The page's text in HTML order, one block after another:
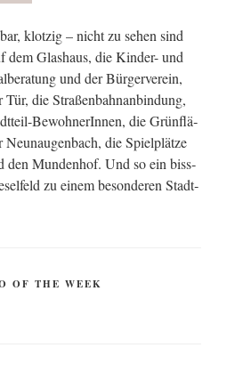
klot­zig – nicht zu sehen sind
dem Glas­haus, die Kin­der- und
und der Bür­ger­ver­ein,
die Stra­ßen­bahn­an­bin­dung,
Bewoh­ne­rIn­nen, die Grün­flä­
die Spiel­plät­ze
den Mun­den­hof. Und so ein biss­
zu einem beson­de­ren Stadt­
OF THE WEEK